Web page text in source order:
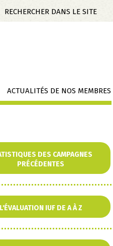
Mots-
ACTUALITÉS DE NOS MEMBRES
DES CAMPAGNES
PRÉCÉDENTES
L'ÉVALUATION IUF DE A À Z